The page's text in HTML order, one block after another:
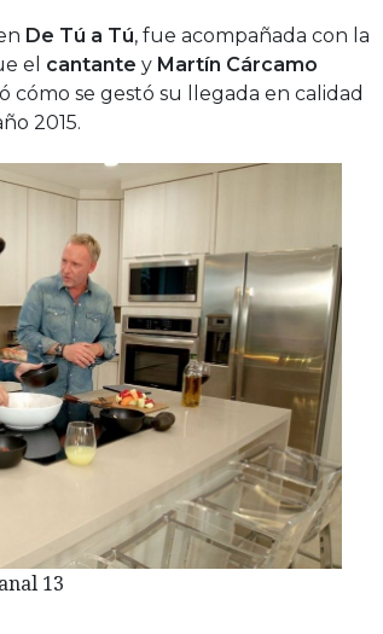
De Tú a Tú, fue acompañada con la
el cantante y Martín Cárcamo
cómo se gestó su llegada en calidad
2015.
13